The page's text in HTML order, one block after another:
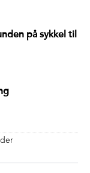
på sykkel til